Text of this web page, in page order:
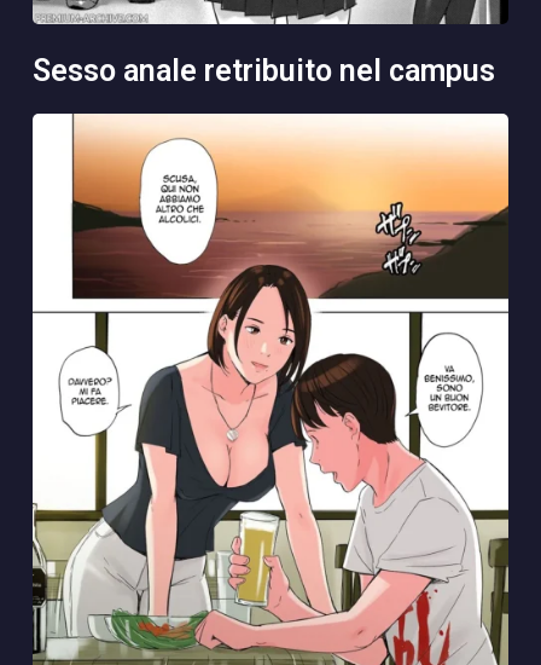
sesso anale retribuito nel campus